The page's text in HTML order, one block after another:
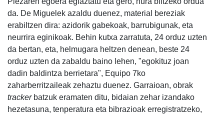
da. De Miguelek azaldu duenez, material bereziak
erabiltzen dira: azidorik gabekoak, barrubigunak, eta
neurrira eginikoak. Behin kutxa zarratuta, 24 orduz uzten
da bertan, eta, helmugara heltzen denean, beste 24
orduz uzten da zabaldu baino lehen, "egokituz joan
dadin baldintza berrietara", Equipo 7ko
zaharberritzaileak zehaztu duenez. Garraioan, obrak
trackerbatzuk eramaten ditu, bidaian zehar izandako
hezetasuna, tenperatura eta bibrazioak erregistratzeko,